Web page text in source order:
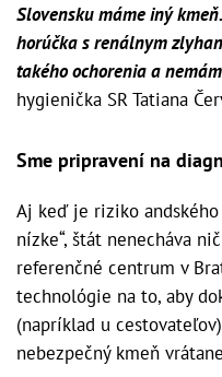
Slovensku máme iný
horúčka s renálnym
takého ochorenia a
hygienička SR Tatiana
Sme pripravení na
Aj keď je riziko andského
nízke“, štát nenecháva
referenčné centrum v
technológie na to, aby
(napríklad u
nebezpečný kmeň